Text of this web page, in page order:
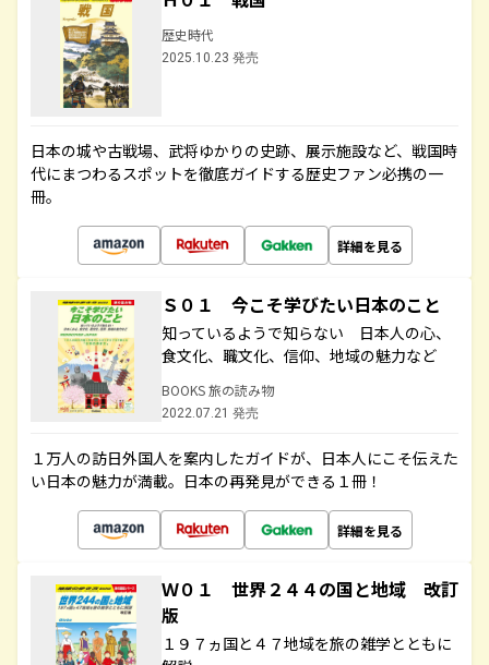
歴史時代
2025.10.23 発売
日本の城や古戦場、武将ゆかりの史跡、展示施設など、戦国時
代にまつわるスポットを徹底ガイドする歴史ファン必携の一
冊。
詳細を見る
Ｓ０１ 今こそ学びたい日本のこと
知っているようで知らない 日本人の心、
食文化、職文化、信仰、地域の魅力など
BOOKS 旅の読み物
2022.07.21 発売
１万人の訪日外国人を案内したガイドが、日本人にこそ伝えた
い日本の魅力が満載。日本の再発見ができる１冊！
詳細を見る
Ｗ０１ 世界２４４の国と地域 改訂
版
１９７ヵ国と４７地域を旅の雑学とともに